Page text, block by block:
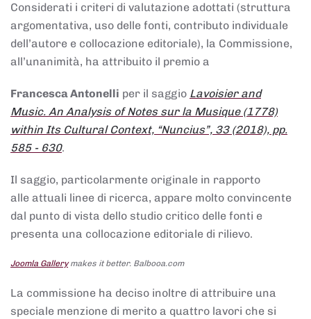
Considerati i criteri di valutazione adottati (struttura
argomentativa, uso delle fonti, contributo individuale
dell’autore e collocazione editoriale), la Commissione,
all’unanimità, ha attribuito il premio a
Francesca Antonelli per il saggio Lavoisier and
Music. An Analysis of Notes sur la Musique (1778)
within Its Cultural Context, “Nuncius”, 33 (2018), pp.
585 - 630.
Il saggio, particolarmente originale in rapporto
alle attuali linee di ricerca, appare molto convincente
dal punto di vista dello studio critico delle fonti e
presenta una collocazione editoriale di rilievo.
Joomla Gallerymakes it better. Balbooa.com
La commissione ha deciso inoltre di attribuire una
speciale menzione di merito a quattro lavori che si